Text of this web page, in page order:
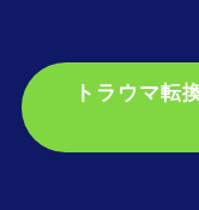
トラウマ転